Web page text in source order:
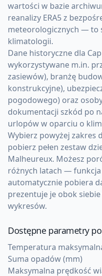
wartości w bazie
reanalizy ERA5 z
meteorologicznych — to
klimatologii.
Dane historyczne dla
wykorzystywane m.in.
zasiewów), branżę
konstrukcyjne),
pogodowego) oraz
dokumentacji szkód po
urlopów w oparciu o
Wybierz powyżej zakres
pobierz pełen zestaw
Malheureux. Możesz
różnych latach —
automatycznie pobiera
prezentuje je obok
wykresów.
Dostępne parametry
Temperatura
Suma opadów (mm)
Maksymalna prędkość